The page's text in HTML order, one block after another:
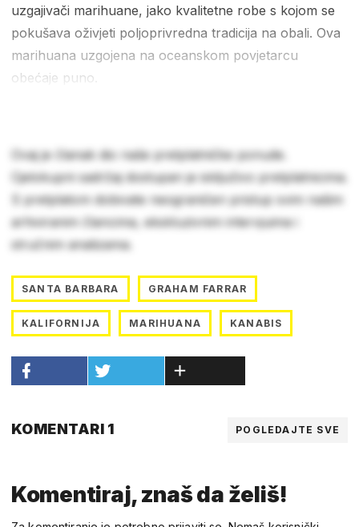
uzgajivači marihuane, jako kvalitetne robe s kojom se
pokušava oživjeti poljoprivredna tradicija na obali. Ova
marihuana uzgojena na oceanskom povjetarcu
obećaje puno.
Ovaj je članak dio naše pretplatničke ponude.
Cjelokupni sadržaj dostupan je isključivo pretplatnicima.
S pretplatom dobivate neograničen pristup svim našim
arhiviranim člancima, ekskluzivnim intervjuima i
stručnim analizama.
SANTA BARBARA GRAHAM FARRAR
KALIFORNIJA MARIHUANA KANABIS
KOMENTARI 1 POGLEDAJTE SVE
Komentiraj, znaš da želiš!